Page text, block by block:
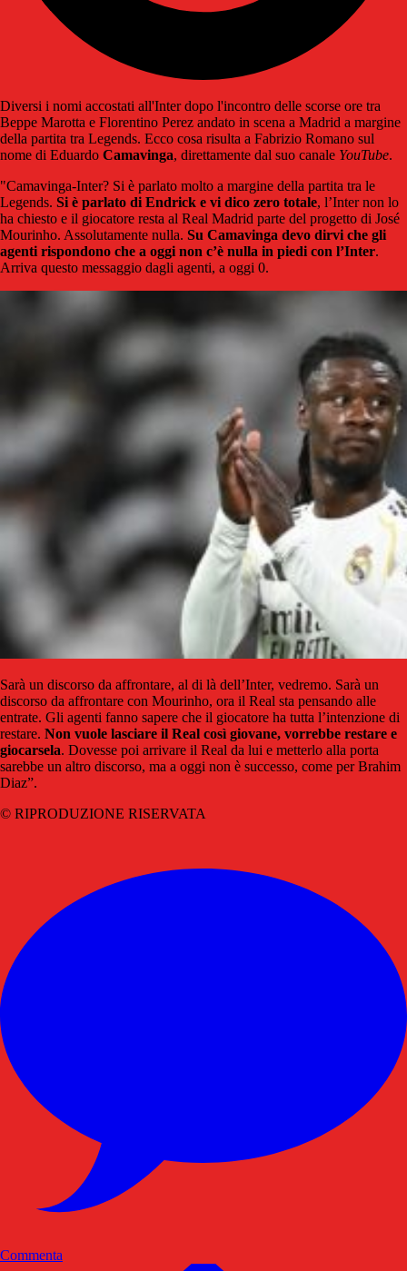
Diversi i nomi accostati all'Inter dopo l'incontro delle scorse ore tra
Beppe Marotta e Florentino Perez andato in scena a Madrid a margine
della partita tra Legends. Ecco cosa risulta a Fabrizio Romano sul
nome di Eduardo Camavinga, direttamente dal suo canale YouTube.
"Camavinga-Inter? Si è parlato molto a margine della partita tra le
Legends. Si è parlato di Endrick e vi dico zero totale, l’Inter non lo
ha chiesto e il giocatore resta al Real Madrid parte del progetto di José
Mourinho. Assolutamente nulla. Su Camavinga devo dirvi che gli
agenti rispondono che a oggi non c’è nulla in piedi con l’Inter.
Arriva questo messaggio dagli agenti, a oggi 0.
Sarà un discorso da affrontare, al di là dell’Inter, vedremo. Sarà un
discorso da affrontare con Mourinho, ora il Real sta pensando alle
entrate. Gli agenti fanno sapere che il giocatore ha tutta l’intenzione di
restare. Non vuole lasciare il Real così giovane, vorrebbe restare e
giocarsela. Dovesse poi arrivare il Real da lui e metterlo alla porta
sarebbe un altro discorso, ma a oggi non è successo, come per Brahim
Diaz”.
© RIPRODUZIONE RISERVATA
Commenta